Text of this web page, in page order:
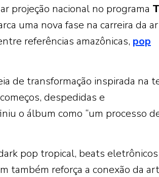
projeção nacional no programa
uma nova fase na carreira da
referências amazônicas, pop
de transformação inspirada na
despedidas e
o álbum como “um processo
pop tropical, beats
também reforça a conexão da